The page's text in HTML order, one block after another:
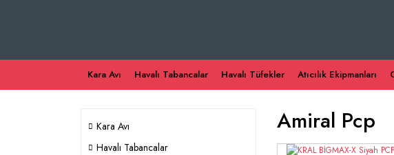
Kara Avı Havalı Tabancalar Havalı Tüfekler Atıcılık Ekipmanları
Kara Avı
Havalı Tabancalar
Amiral Pcp